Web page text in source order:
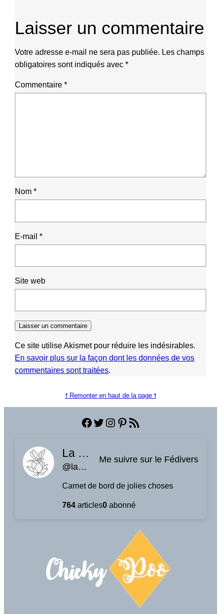
Laisser un commentaire
Votre adresse e-mail ne sera pas publiée. Les champs
obligatoires sont indiqués avec*
Commentaire*
Nom*
E-mail*
Site web
Ce site utilise Akismet pour réduire les indésirables.
En savoir plus sur la façon dont les données de vos
commentaires sont traitées.
🠕 Remonter en haut de la page 🠕
Facebook
Twitter
Instagram
Pinterest
Flux RSS
La planque à libellules
@laplanquealibellules.fr@www.laplanquealibellules.fr
Me suivre sur le Fédivers
Carnet de bord de jolies choses
764 articles0 abonné